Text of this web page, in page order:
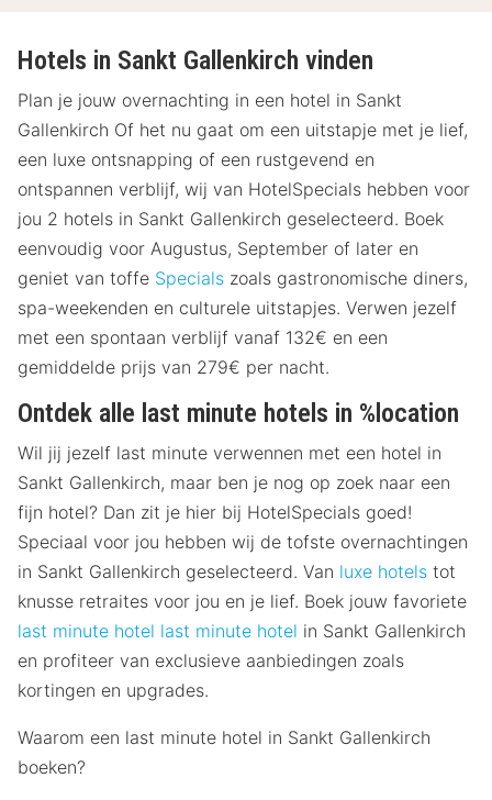
Hotels in Sankt Gallenkirch vinden
Plan je jouw overnachting in een hotel in Sankt
Gallenkirch Of het nu gaat om een uitstapje met je lief,
een luxe ontsnapping of een rustgevend en
ontspannen verblijf, wij van HotelSpecials hebben voor
jou 2 hotels in Sankt Gallenkirch geselecteerd. Boek
eenvoudig voor Augustus, September of later en
geniet van toffe Specials zoals gastronomische diners,
spa-weekenden en culturele uitstapjes. Verwen jezelf
met een spontaan verblijf vanaf 132€ en een
gemiddelde prijs van 279€ per nacht.
Ontdek alle last minute hotels in %location
Wil jij jezelf last minute verwennen met een hotel in
Sankt Gallenkirch, maar ben je nog op zoek naar een
fijn hotel? Dan zit je hier bij HotelSpecials goed!
Speciaal voor jou hebben wij de tofste overnachtingen
in Sankt Gallenkirch geselecteerd. Van luxe hotels tot
knusse retraites voor jou en je lief. Boek jouw favoriete
last minute hotel last minute hotel in Sankt Gallenkirch
en profiteer van exclusieve aanbiedingen zoals
kortingen en upgrades.
Waarom een last minute hotel in Sankt Gallenkirch
boeken?